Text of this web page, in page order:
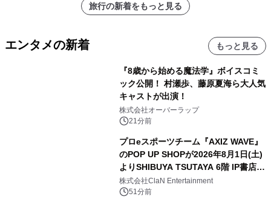
旅行の新着をもっと見る
エンタメの新着 もっと見る
『8歳から始める魔法学』ボイスコミ
ック公開！ 村瀬歩、藤原夏海ら大人気
キャストが出演！
株式会社オーバーラップ
21分前
プロeスポーツチーム『AXIZ WAVE』
のPOP UP SHOPが2026年8月1日(土)
よりSHIBUYA TSUTAYA 6階 IP書店で
開催決定！！
株式会社ClaN Entertainment
51分前